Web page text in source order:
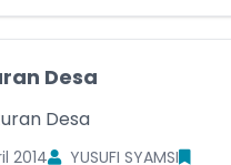
Desa
Desa
2014 YUSUFI SYAMSI